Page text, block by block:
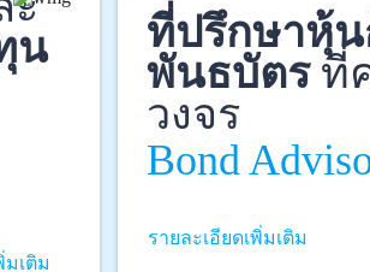
น
มเติม
ที่ปรึกษาหุ้
พันธบัตรที่
วงจร
Bond
รายละเอียดเพิ่มเติม